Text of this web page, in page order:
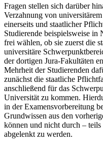
Fragen stellen sich darüber
Verzahnung von
einerseits und staatlicher
Studierende beispielsweise in
frei wählen, ob sie zuerst die
universitäre
der dortigen Jura-Fakultäten
Mehrheit der Studierenden
zunächst die staatliche
anschließend für das
Universität zu kommen.
in der Examensvorbereitung
Grundwissen aus den
können und nicht durch –
abgelenkt zu werden.